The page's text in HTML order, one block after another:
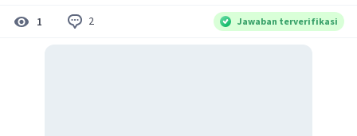
1 2 Jawaban terverifikasi